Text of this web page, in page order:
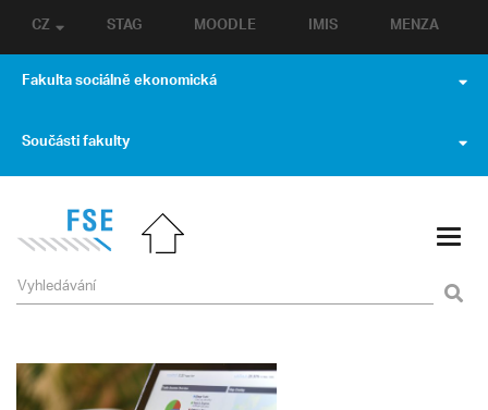
STAG MOODLE IMIS MENZA
CZ
Fakulta sociálně ekonomická
Součásti fakulty